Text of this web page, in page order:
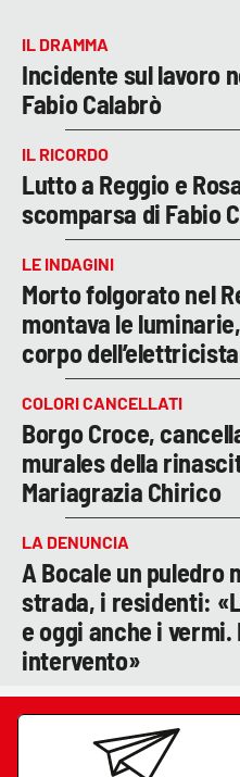
IL DRAMMA
Incidente sul lavoro
Fabio Calabrò
IL RICORDO
Lutto a Reggio e
scomparsa di Fabio
LE INDAGINI
Morto folgorato nel
montava le
corpo
COLORI CANCELLATI
Borgo Croce,
murales della
Mariagrazia Chirico
LA DENUNCIA
A Bocale un puledro
strada, i residenti:
e oggi anche i
intervento»